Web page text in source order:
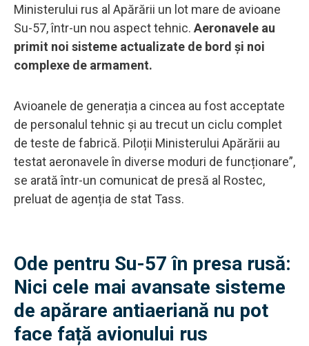
Ministerului rus al Apărării un lot mare de avioane
Su-57, într-un nou aspect tehnic. Aeronavele au
primit noi sisteme actualizate de bord și noi
complexe de armament.
Avioanele de generația a cincea au fost acceptate
de personalul tehnic și au trecut un ciclu complet
de teste de fabrică. Piloții Ministerului Apărării au
testat aeronavele în diverse moduri de funcționare”,
se arată într-un comunicat de presă al Rostec,
preluat de agenția de stat Tass.
Ode pentru Su-57 în presa rusă:
Nici cele mai avansate sisteme
de apărare antiaeriană nu pot
face față avionului rus